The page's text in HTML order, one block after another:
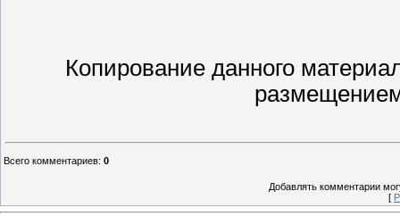
Копирование данного
Всего комментариев: 0
Добавлять комментарии
[